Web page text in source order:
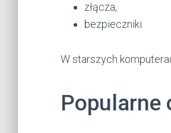
złącza,
bezpieczniki.
W starszych
Popularne